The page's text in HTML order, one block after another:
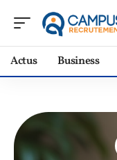
Actus Business